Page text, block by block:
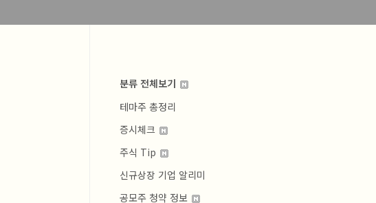
분류 전체보기
테마주 총정리
증시체크
주식 Tip
신규상장 기업 알리미
공모주 청약 정보